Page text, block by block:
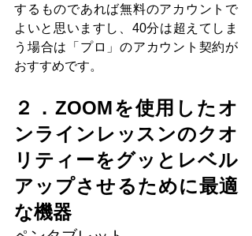
するものであれば無料のアカウントで
よいと思いますし、40分は超えてしま
う場合は「プロ」のアカウント契約が
おすすめです。
２．ZOOMを使用したオ
ンラインレッスンのクオ
リティーをグッとレベル
アップさせるために最適
な機器